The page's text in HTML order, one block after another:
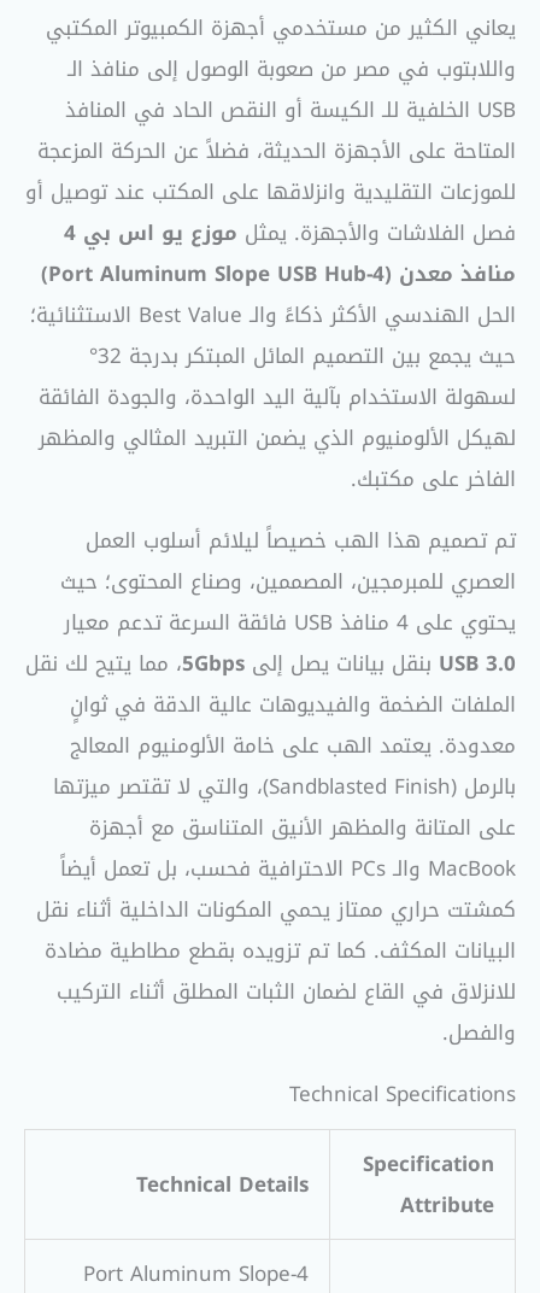
يعاني الكثير من مستخدمي أجهزة الكمبيوتر المكتبي
واللابتوب في مصر من صعوبة الوصول إلى منافذ الـ
USB الخلفية للـ الكيسة أو النقص الحاد في المنافذ
المتاحة على الأجهزة الحديثة، فضلاً عن الحركة المزعجة
للموزعات التقليدية وانزلاقها على المكتب عند توصيل أو
فصل الفلاشات والأجهزة. يمثل
موزع يو اس بي 4
منافذ معدن (4-Port Aluminum Slope USB Hub)
الحل الهندسي الأكثر ذكاءً والـ Best Value الاستثنائية؛
حيث يجمع بين التصميم المائل المبتكر بدرجة 32°
لسهولة الاستخدام بآلية اليد الواحدة، والجودة الفائقة
لهيكل الألومنيوم الذي يضمن التبريد المثالي والمظهر
الفاخر على مكتبك.
تم تصميم هذا الهب خصيصاً ليلائم أسلوب العمل
العصري للمبرمجين، المصممين، وصناع المحتوى؛ حيث
يحتوي على 4 منافذ USB فائقة السرعة تدعم معيار
USB 3.0 بنقل بيانات يصل إلى 5Gbps، مما يتيح لك نقل
الملفات الضخمة والفيديوهات عالية الدقة في ثوانٍ
معدودة. يعتمد الهب على خامة الألومنيوم المعالج
بالرمل (Sandblasted Finish)، والتي لا تقتصر ميزتها
على المتانة والمظهر الأنيق المتناسق مع أجهزة
MacBook والـ PCs الاحترافية فحسب، بل تعمل أيضاً
كمشتت حراري ممتاز يحمي المكونات الداخلية أثناء نقل
البيانات المكثف. كما تم تزويده بقطع مطاطية مضادة
للانزلاق في القاع لضمان الثبات المطلق أثناء التركيب
والفصل.
Technical Specifications
Specification
Attribute
Technical Details
4-Port Aluminum Slope